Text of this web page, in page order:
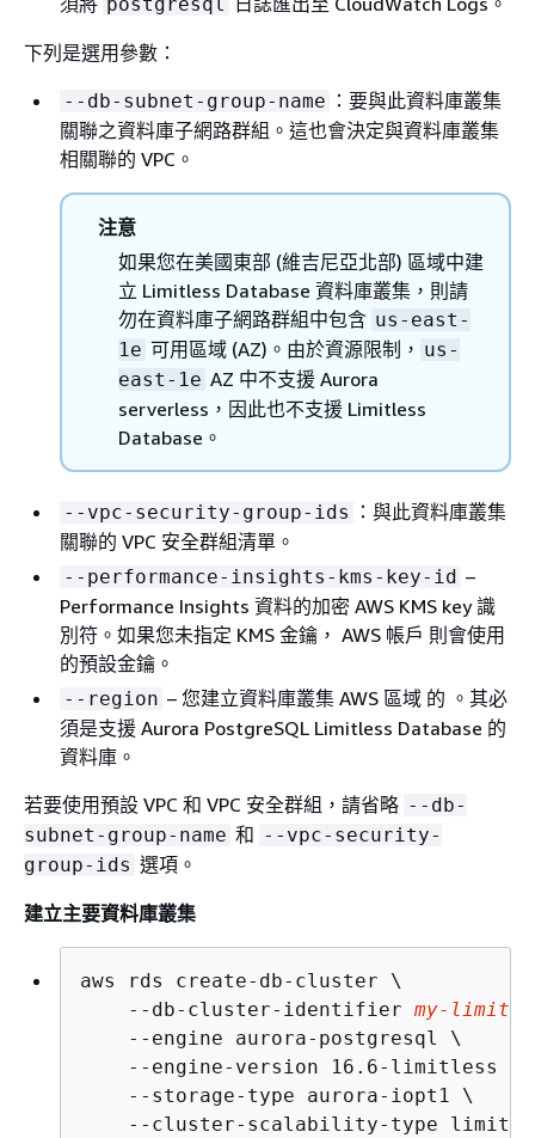
postgresql
下列是選用參數：
--db-subnet-group-name ：要與此資料庫叢集
關聯之資料庫子網路群組。這也會決定與資料庫叢集
相關聯的 VPC。
注意
如果您在美國東部 (維吉尼亞北部) 區域中建
立 Limitless Database 資料庫叢集，則請
勿在資料庫子網路群組中包含 us-east-
1e 可用區域 (AZ)。由於資源限制， us-
east-1e AZ 中不支援 Aurora
serverless，因此也不支援 Limitless
Database。
--vpc-security-group-ids
：與此資料庫叢集
關聯的 VPC 安全群組清單。
--performance-insights-kms-key-id –
Performance Insights 資料的加密 AWS KMS key 識
別符。如果您未指定 KMS 金鑰， AWS 帳戶 則會使用
的預設金鑰。
--region – 您建立資料庫叢集 AWS 區域 的 。其必
須是支援 Aurora PostgreSQL Limitless Database 的
資料庫。
若要使用預設 VPC 和 VPC 安全群組，請省略 --db-
subnet-group-name 和 --vpc-security-
group-ids 選項。
建立主要資料庫叢集
aws rds create-db-cluster \
    --db-cluster-identifier
my-
    --engine aurora-postgresql \
    --engine-version 16.6-limitless \
    --storage-type aurora-iopt1 \
--cluster-scalability-type